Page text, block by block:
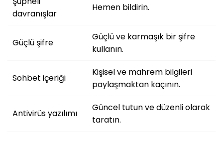
davranışlar
Hemen bildirin.
Güçlü şifre
Güçlü ve karmaşık bir şifre
kullanın.
Sohbet içeriği
Kişisel ve mahrem bilgileri
paylaşmaktan kaçının.
Antivirüs yazılımı
Güncel tutun ve düzenli olarak
taratın.